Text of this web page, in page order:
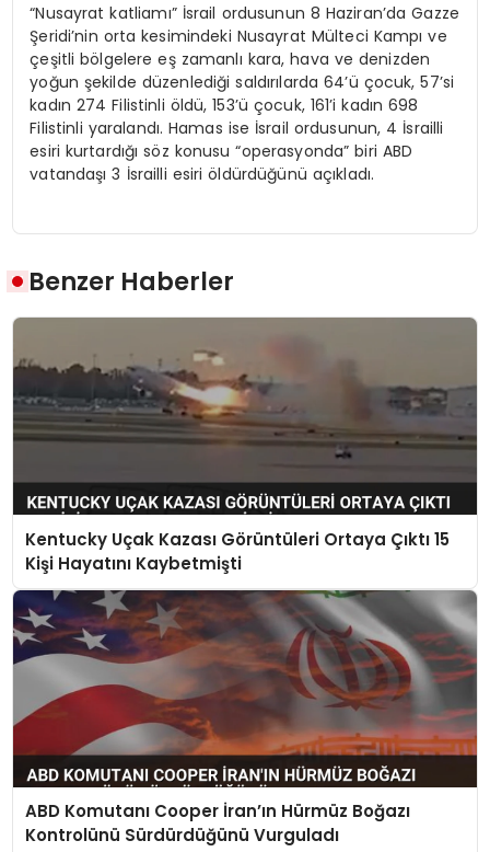
“Nusayrat katliamı” İsrail ordusunun 8 Haziran’da Gazze
Şeridi’nin orta kesimindeki Nusayrat Mülteci Kampı ve
çeşitli bölgelere eş zamanlı kara, hava ve denizden
yoğun şekilde düzenlediği saldırılarda 64’ü çocuk, 57’si
kadın 274 Filistinli öldü, 153’ü çocuk, 161’i kadın 698
Filistinli yaralandı. Hamas ise İsrail ordusunun, 4 İsrailli
esiri kurtardığı söz konusu “operasyonda” biri ABD
vatandaşı 3 İsrailli esiri öldürdüğünü açıkladı.
Benzer Haberler
Kentucky Uçak Kazası Görüntüleri Ortaya Çıktı 15
Kişi Hayatını Kaybetmişti
ABD Komutanı Cooper İran’ın Hürmüz Boğazı
Kontrolünü Sürdürdüğünü Vurguladı